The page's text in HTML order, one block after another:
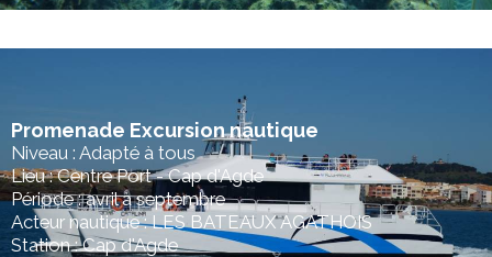
Promenade Excursion nautique
Niveau : Adapté à tous
Lieu : Centre Port - Cap d'Agde
Période : avril à septembre
Acteur nautique : LES BATEAUX AGATHOIS
Station : Cap d'Agde